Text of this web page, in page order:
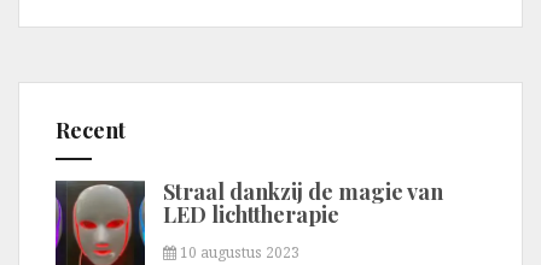
Recent
Straal dankzij de magie van
LED lichttherapie
10 augustus 2023